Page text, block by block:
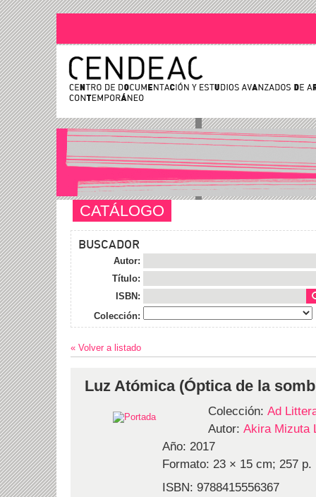
CATÁLOGO
BUSCADOR
Autor:
Título:
ISBN:
Colección:
« Volver a listado
Luz Atómica (Óptica de la
Colección: Ad
Autor: Akira Mizuta
Año: 2017
Formato: 23 × 15 cm; 257 p.
ISBN: 9788415556367